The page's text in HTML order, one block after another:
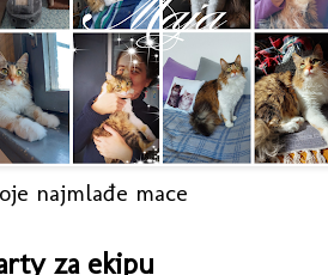
najmlađe mace
za ekipu